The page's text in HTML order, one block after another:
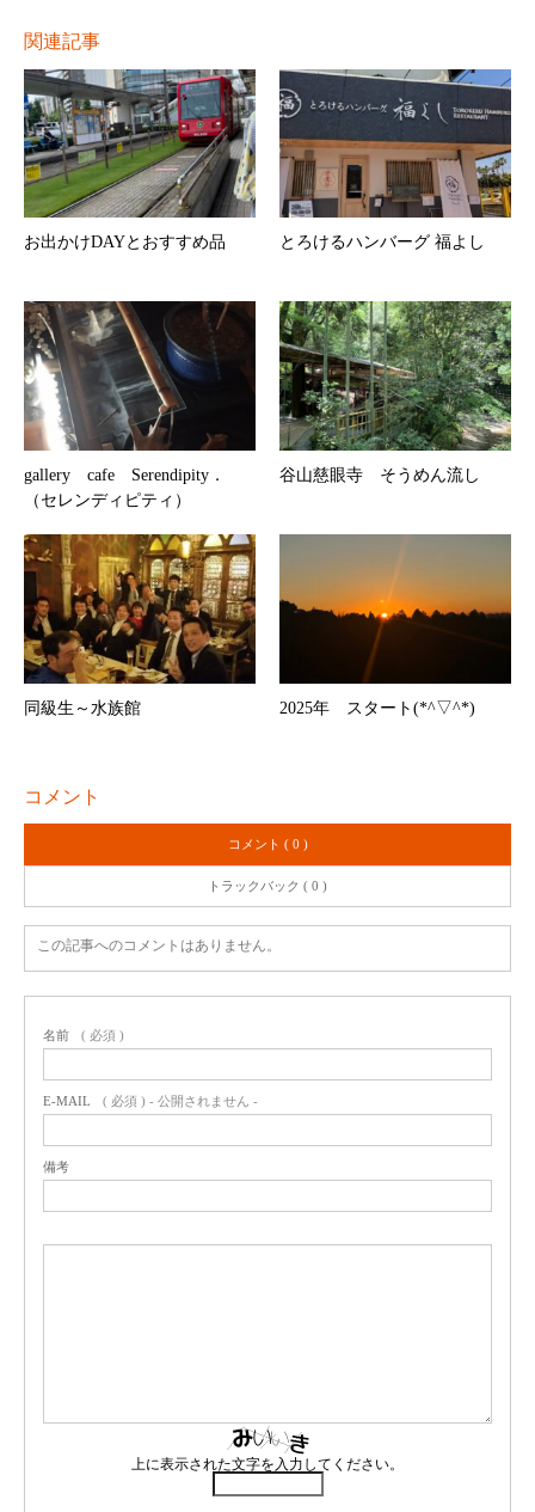
関連記事
お出かけDAYとおすすめ品 とろけるハンバーグ 福よし
gallery cafe Serendipity．
（セレンディピティ）
谷山慈眼寺 そうめん流し
同級生～水族館 2025年 スタート(*^▽^*)
コメント
コメント ( 0 )
トラックバック ( 0 )
この記事へのコメントはありません。
名前 ( 必須 )
E-MAIL ( 必須 ) - 公開されません -
備考
上に表示された文字を入力してください。